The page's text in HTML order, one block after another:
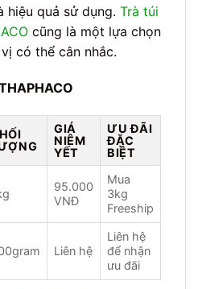
hiệu quả sử dụng. Trà túi
cũng là một lựa chọn
có thể cân nhắc.
GIÁ
NIÊM
YẾT
ƯU ĐÃI
ĐẶC
BIỆT
95.000
VNĐ
Mua
3kg
Freeship
Liên hệ
Liên hệ
để nhận
ưu đãi